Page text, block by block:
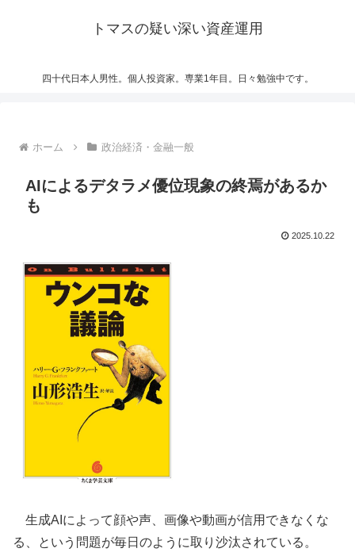
トマスの疑い深い資産運用
四十代日本人男性。個人投資家。専業1年目。日々勉強中です。
ホーム 政治経済・金融一般
AIによるデタラメ優位現象の終焉があるか
も
2025.10.22
生成AIによって顔や声、画像や動画が信用できなくな
る、という問題が毎日のように取り沙汰されている。